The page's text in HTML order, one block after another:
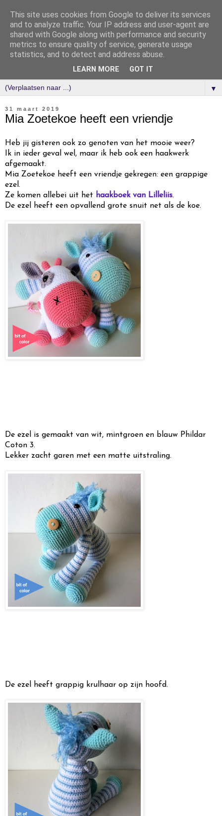
▼
31 maart 2019
Mia Zoetekoe heeft een vriendje
Heb jij gisteren ook zo genoten van het mooie weer?
Ik in ieder geval wel, maar ik heb ook een haakwerk
afgemaakt.
Mia Zoetekoe heeft een vriendje gekregen: een grappige
ezel.
Ze komen allebei uit het haakboek van Lilleliis.
De ezel heeft een opvallend grote snuit net als de koe.
De ezel is gemaakt van wit, mintgroen en blauw Phildar
Coton 3.
Lekker zacht garen met een matte uitstraling.
De ezel heeft grappig krulhaar op zijn hoofd.
This site uses cookies from Google to deliver its services
and to analyze traffic. Your IP address and user-agent are
shared with Google along with performance and security
metrics to ensure quality of service, generate usage
statistics, and to detect and address abuse.
LEARN MORE GOT IT